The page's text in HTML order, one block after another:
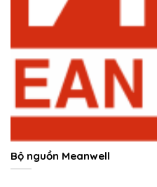
Bộ nguồn Meanwell